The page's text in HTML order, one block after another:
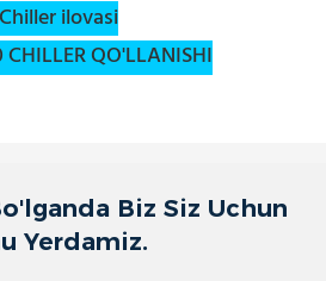
Chiller ilovasi
Biz Siz Uchun
Yerdamiz.